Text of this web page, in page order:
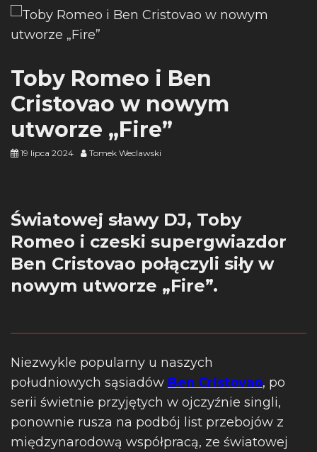
Toby Romeo i Ben
Cristovao w nowym
utworze „Fire”
19 lipca 2024 Tomek Weclawski
Światowej sławy DJ, Toby
Romeo i czeski supergwiazdor
Ben Cristovao połączyli siły w
nowym utworze „Fire”.
Niezwykle popularny u naszych
południowych sąsiadów Ben Cristovao, po
serii świetnie przyjętych w ojczyźnie singli,
ponownie rusza na podbój list przebojów z
międzynarodową współpracą, ze światowej